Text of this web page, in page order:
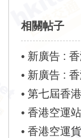
相關帖子
• 新廣告 :
• 新廣告 :
•第七屆香
•香港空運
•香港空運